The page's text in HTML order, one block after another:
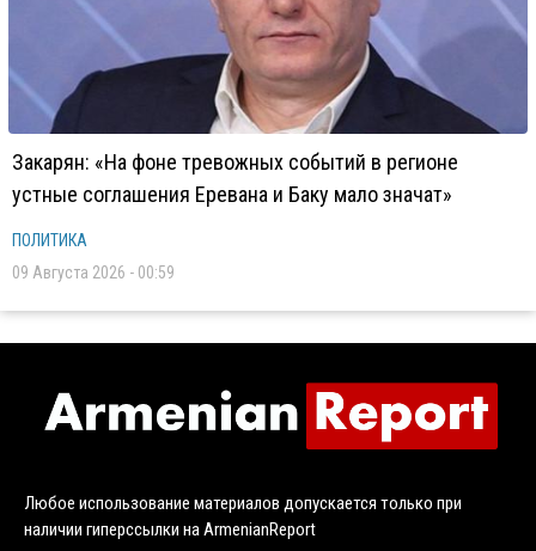
Закарян: «На фоне тревожных событий в регионе
устные соглашения Еревана и Баку мало значат»
ПОЛИТИКА
09 Августа 2026 - 00:59
Любое использование материалов допускается только при
наличии гиперссылки на ArmenianReport